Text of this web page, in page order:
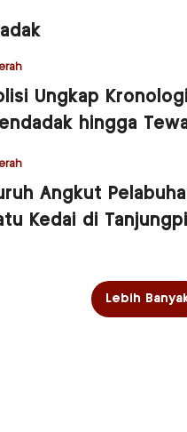
Ungkap
hingga
Angkut
Kedai di
Lebih